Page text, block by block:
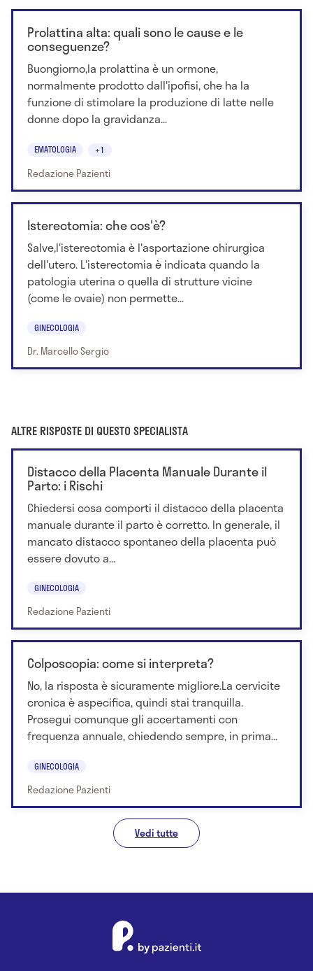
Prolattina alta: quali sono le cause e le
conseguenze?
Buongiorno,la prolattina è un ormone,
normalmente prodotto dall'ipofisi, che ha la
funzione di stimolare la produzione di latte nelle
donne dopo la gravidanza...
EMATOLOGIA +1
Redazione Pazienti
Isterectomia: che cos'è?
Salve,l'isterectomia è l'asportazione chirurgica
dell'utero. L'isterectomia è indicata quando la
patologia uterina o quella di strutture vicine
(come le ovaie) non permette...
GINECOLOGIA
Dr. Marcello Sergio
ALTRE RISPOSTE DI QUESTO SPECIALISTA
Distacco della Placenta Manuale Durante il
Parto: i Rischi
Chiedersi cosa comporti il distacco della placenta
manuale durante il parto è corretto. In generale, il
mancato distacco spontaneo della placenta può
essere dovuto a...
GINECOLOGIA
Redazione Pazienti
Colposcopia: come si interpreta?
No, la risposta è sicuramente migliore.La cervicite
cronica è aspecifica, quindi stai tranquilla.
Prosegui comunque gli accertamenti con
frequenza annuale, chiedendo sempre, in prima...
GINECOLOGIA
Redazione Pazienti
Vedi tutte